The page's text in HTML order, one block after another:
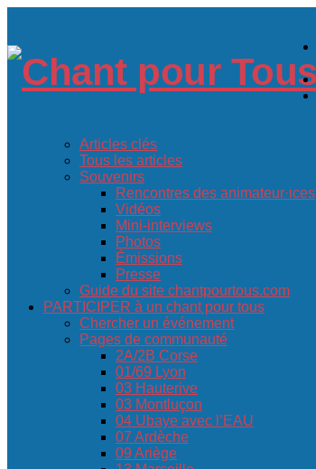
content
Articles clés
Tous les articles
Souvenirs
Rencontres des animateur·ices
Vidéos
Mini-interviews
Photos
Émissions
Presse
Guide du site chantpourtous.com
PARTICIPER à un chant pour tous
Chercher un événement
Pages de communauté
2A/2B Corse
01/69 Lyon
03 Hauterive
03 Montluçon
04 Ubaye avec l’EAU
07 Ardèche
09 Ariège